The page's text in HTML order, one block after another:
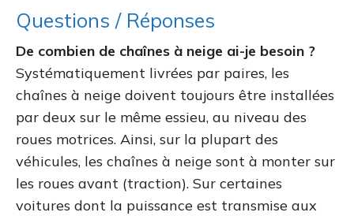
Questions / Réponses
De combien de chaînes à neige ai-je besoin ?
Systématiquement livrées par paires, les
chaînes à neige doivent toujours être installées
par deux sur le même essieu, au niveau des
roues motrices. Ainsi, sur la plupart des
véhicules, les chaînes à neige sont à monter sur
les roues avant (traction). Sur certaines
voitures dont la puissance est transmise aux